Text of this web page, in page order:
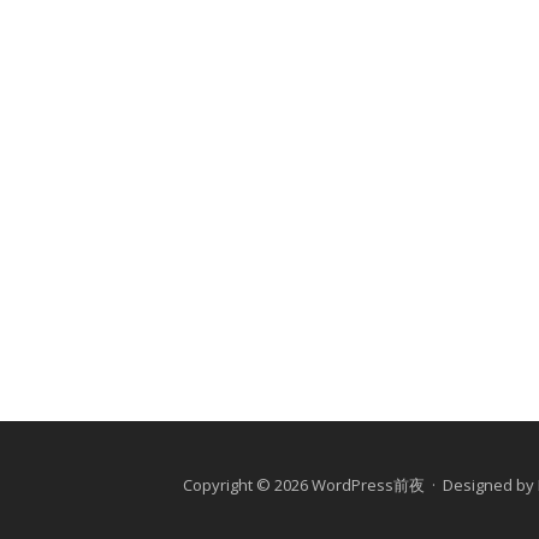
Copyright © 2026 WordPress前夜 · Designed by